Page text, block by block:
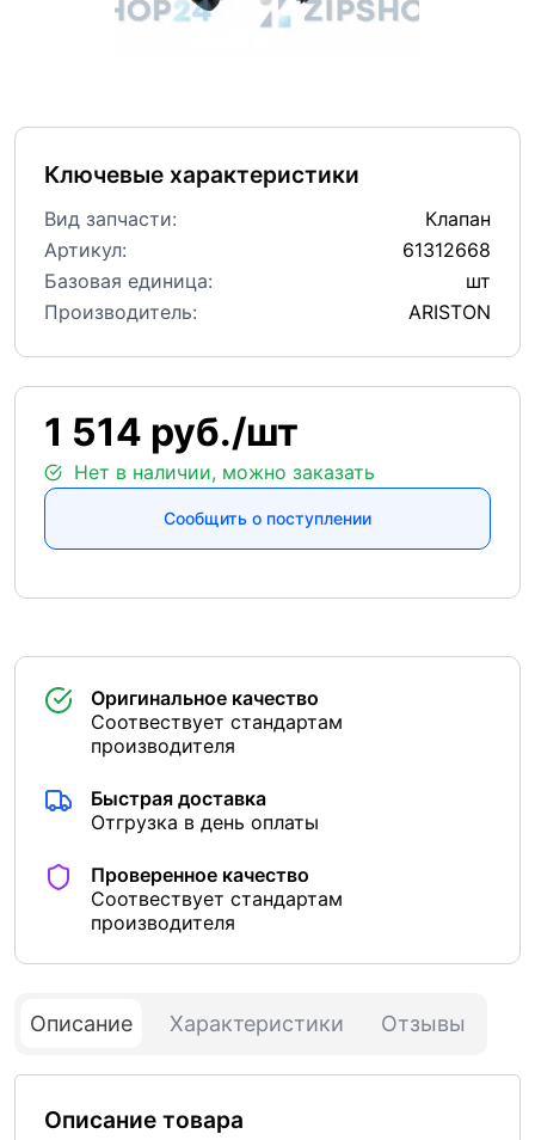
1 514 руб./шт
Нет в наличии, можно заказать
Сообщить о поступлении
Ключевые характеристики
Вид запчасти:
Клапан
Артикул:
61312668
Базовая единица:
шт
Производитель:
ARISTON
Оригинальное качество
Соотвествует стандартам
производителя
Быстрая доставка
Отгрузка в день оплаты
Проверенное качество
Соотвествует стандартам
производителя
Описание Характеристики Отзывы
Описание товара